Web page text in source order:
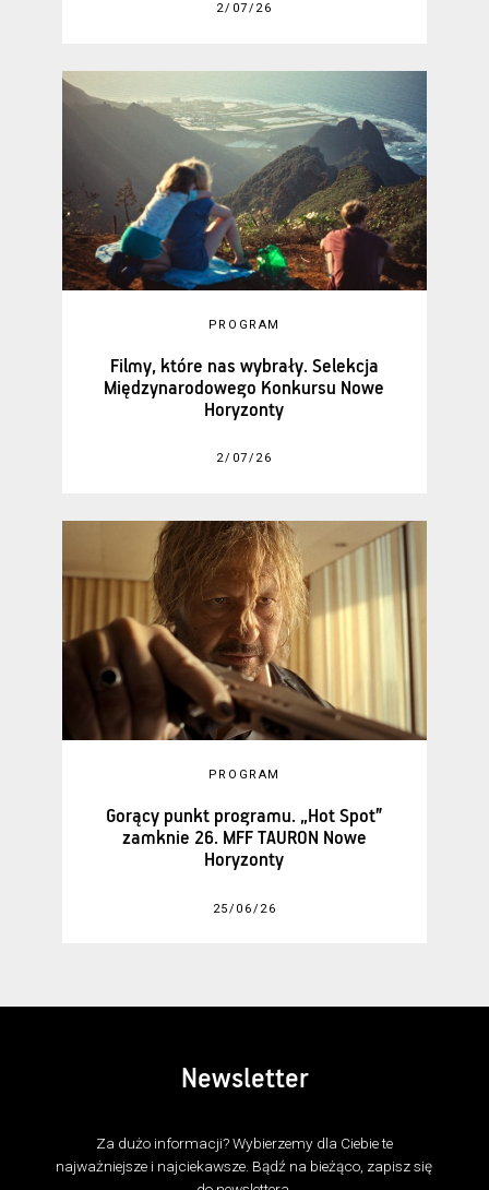
2/07/26
PROGRAM
Filmy, które nas wybrały. Selekcja
Międzynarodowego Konkursu Nowe
Horyzonty
2/07/26
PROGRAM
Gorący punkt programu. „Hot Spot”
zamknie 26. MFF TAURON Nowe
Horyzonty
25/06/26
Newsletter
Za dużo informacji? Wybierzemy dla Ciebie te
najważniejsze i najciekawsze. Bądź na bieżąco, zapisz się